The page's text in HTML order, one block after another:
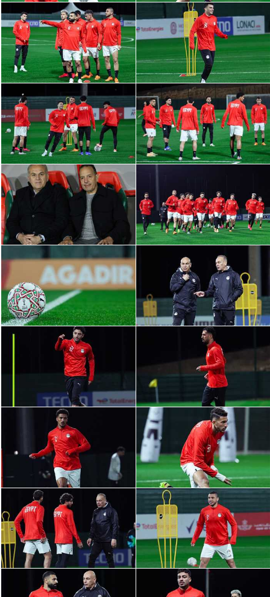
الدوري الفرنسي
الدوري السعودي للمحترفين
دوري أبطال أوروبا
دوري أبطال إفريقيا
كل البطولات
أقسام
الدوري المصري
الكرة الأوروبية
منتخب مصر
سعودي في الجول
الدوري الإنجليزي
الدوري الإسباني
دوري أبطال أوروبا
القسم الثاني
رياضات أخرى
أمم إفريقيا
كرة السلة الأمريكية
كرة سلة
كرة يد
كرة طائرة
الوطن العربي
في المونديال